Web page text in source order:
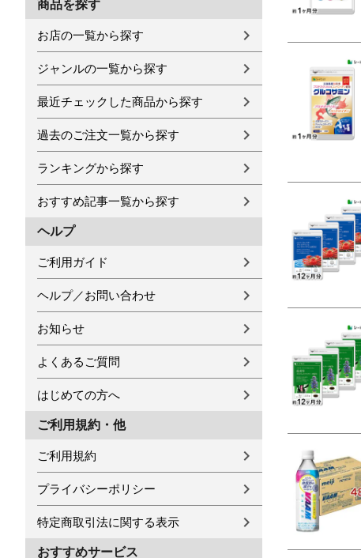
商品を探す
お店の一覧から探す
ジャンルの一覧から探す
最近チェックした商品から探す
過去のご注文一覧から探す
ランキングから探す
おすすめ記事一覧から探す
ヘルプ
ご利用ガイド
ヘルプ／お問い合わせ
お知らせ
よくあるご質問
はじめての方へ
ご利用規約・他
ご利用規約
プライバシーポリシー
特定商取引法に関する表示
おすすめサービス